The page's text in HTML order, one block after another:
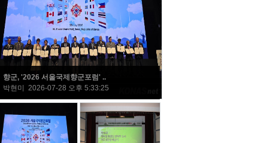
향군, '2026 서울국제향군포럼' ..
박현미 2026-07-28 오후 5:33:25